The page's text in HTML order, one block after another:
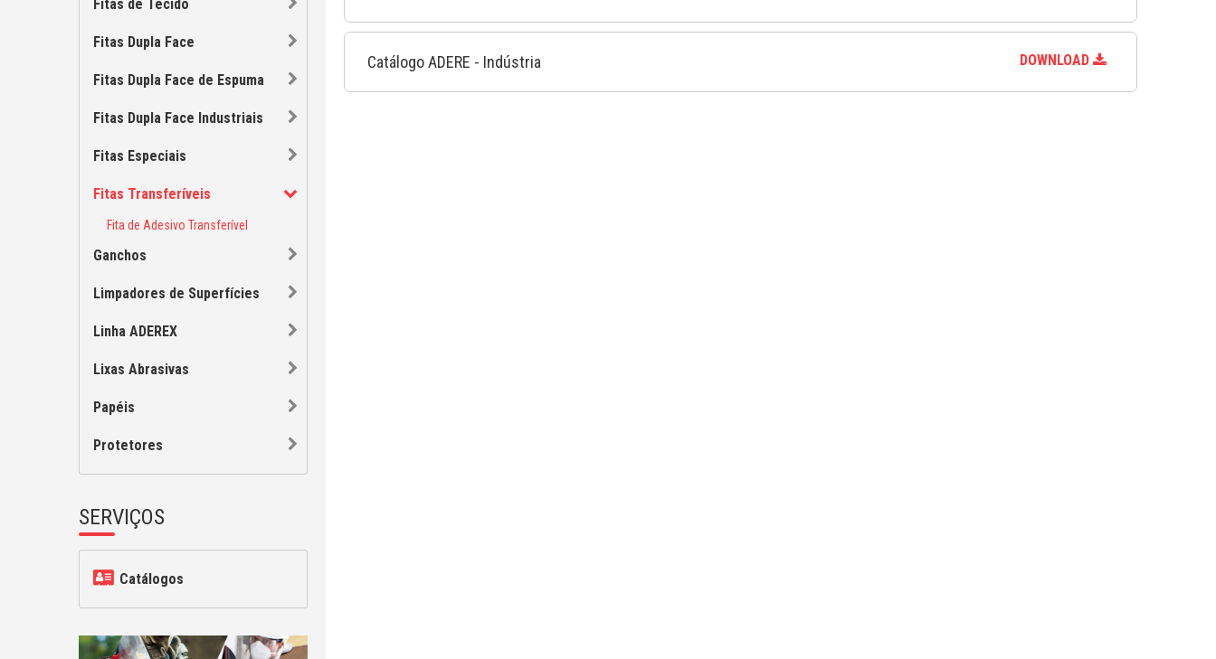
Fitas de Tecido
Fitas Dupla Face
Fitas Dupla Face de Espuma
Fitas Dupla Face Industriais
Fitas Especiais
Fitas Transferíveis
Fita de Adesivo Transferível
Ganchos
Limpadores de Superfícies
Linha ADEREX
Lixas Abrasivas
Papéis
Protetores
SERVIÇOS
Catálogos
Catálogo ADERE - Indústria DOWNLOAD